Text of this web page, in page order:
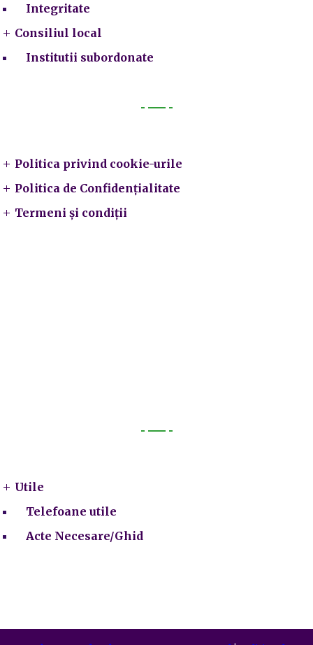
Integritate
Consiliul local
Institutii subordonate
Politica privind cookie-urile
Politica de Confidențialitate
Termeni și condiții
Utile
Telefoane utile
Acte Necesare/Ghid